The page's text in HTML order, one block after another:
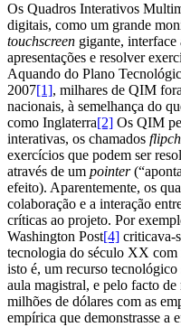
Os Quadros Interativos
digitais, como um grande
touchscreen gigante, interface
apresentações e resolver
Aquando do Plano
2007[1], milhares de QIM
nacionais, à semelhança do
como Inglaterra[2] Os QIM
interativas, os chamados
exercícios que podem ser
através de um pointer
efeito). Aparentemente, os
colaboração e a interação
críticas ao projeto. Por
Washington Post[4] criticava-
tecnologia do século XX
isto é, um recurso
aula magistral, e pelo facto
milhões de dólares com as
empírica que demonstrasse a